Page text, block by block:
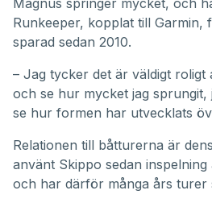
Magnus springer mycket, och
Runkeeper, kopplat till Garmin,
sparad sedan 2010.
– Jag tycker det är väldigt roligt
och se hur mycket jag
se hur formen har utvecklats
Relationen till båtturerna är
använt Skippo sedan
och har därför många års turer